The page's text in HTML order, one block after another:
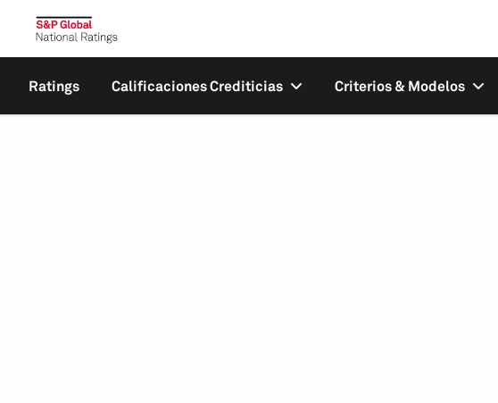
Ratings Calificaciones Crediticias Criterios & Modelos